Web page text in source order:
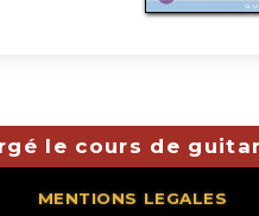
le cours de
MENTIONS LEGALES